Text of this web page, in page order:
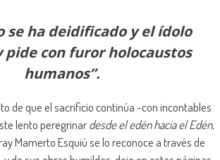
se ha deidificado y el ídolo
pide con furor holocaustos
humanos”.
de que el sacrificio continúa -con incontables
lento peregrinardesde el edén hacia el Edén,
Mamerto Esquiú se lo reconoce a través de